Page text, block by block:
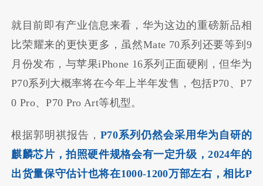
就目前即有产业信息来看，华为这边的重磅新品相
比荣耀来的更快更多，虽然Mate 70系列还要等到9
月份发布，与苹果iPhone 16系列正面硬刚，但华为
P70系列大概率将在今年上半年发售，包括P70、P7
0 Pro、P70 Pro Art等机型。
根据郭明祺报告， P70系列仍然会采用华为自研的
麒麟芯片，拍照硬件规格会有一定升级，2024年的
出货量保守估计也将在1000-1200万部左右，相比P